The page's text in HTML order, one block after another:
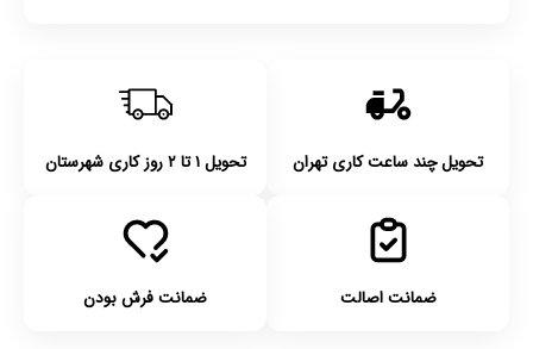
تحویل چند ساعت کاری تهران تحویل ۱ تا ۲ روز کاری شهرستان
ضمانت اصالت ضمانت فرش بودن